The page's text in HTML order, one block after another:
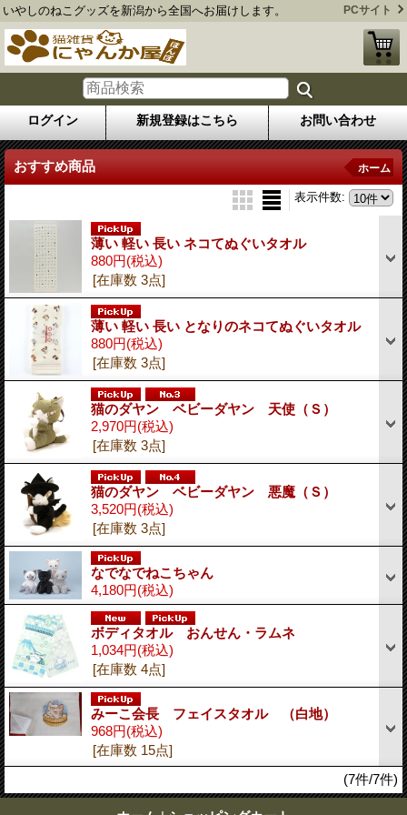
いやしのねこグッズを新潟から全国へお届けします。 PCサイト
ログイン 新規登録はこちら お問い合わせ
おすすめ商品 ホーム
表示件数:
薄い 軽い 長い ネコてぬぐいタオル
880円(税込)
[在庫数 3点]
薄い 軽い 長い となりのネコてぬぐいタオル
880円(税込)
[在庫数 3点]
猫のダヤン ベビーダヤン 天使（Ｓ）
2,970円(税込)
[在庫数 3点]
猫のダヤン ベビーダヤン 悪魔（Ｓ）
3,520円(税込)
[在庫数 3点]
なでなでねこちゃん
4,180円(税込)
ボディタオル おんせん・ラムネ
1,034円(税込)
[在庫数 4点]
みーこ会長 フェイスタオル （白地）
968円(税込)
[在庫数 15点]
(7件/7件)